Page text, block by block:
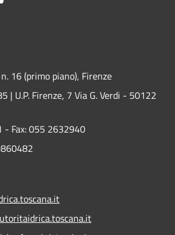
16 (primo piano), Firenze
| U.P. Firenze, 7 Via G. Verdi - 50122
- Fax:055 2632940